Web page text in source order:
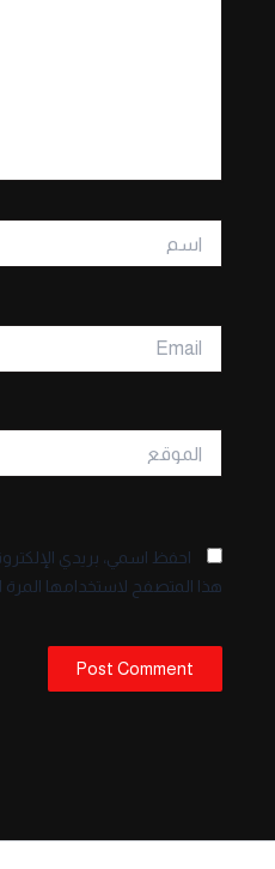
احفظ اسمي، بريدي
هذا المتصفح لاستخدامها المرة